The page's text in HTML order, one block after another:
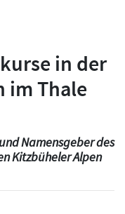
in der
im Thale
Namensgeber des
Kitzbüheler Alpen